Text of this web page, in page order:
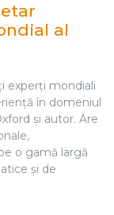
al
experți mondiali
în domeniul
și autor. Are
o gamă largă
și de